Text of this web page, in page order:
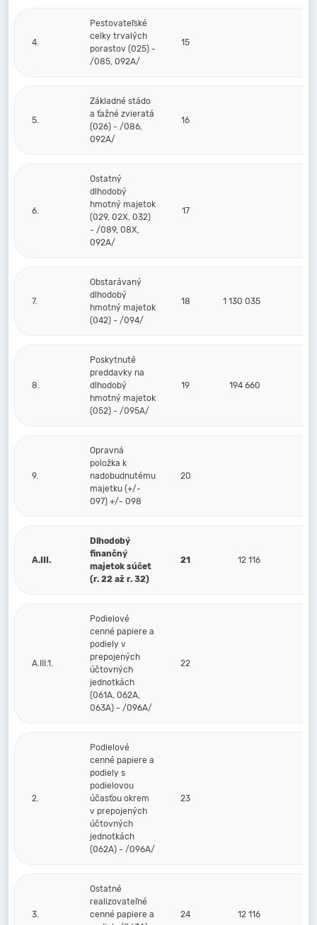
4.
Pestovateľské
celky trvalých
porastov (025) -
/085, 092A/
15
5.
Základné stádo
a ťažné zvieratá
(026) - /086,
092A/
16
6.
Ostatný
dlhodobý
hmotný majetok
(029, 02X, 032)
- /089, 08X,
092A/
17
7.
Obstarávaný
dlhodobý
hmotný majetok
(042) - /094/
18 1 130 035
8.
Poskytnuté
preddavky na
dlhodobý
hmotný majetok
(052) - /095A/
19 194 660
9.
Opravná
položka k
nadobudnutému
majetku (+/-
097) +/- 098
20
A.III.
Dlhodobý
finančný
majetok súčet
(r. 22 až r. 32)
21 12 116
A.III.1.
Podielové
cenné papiere a
podiely v
prepojených
účtovných
jednotkách
(061A, 062A,
063A) - /096A/
22
2.
Podielové
cenné papiere a
podiely s
podielovou
účasťou okrem
v prepojených
účtovných
jednotkách
(062A) - /096A/
23
3.
Ostatné
realizovateľné
cenné papiere a
24 12 116